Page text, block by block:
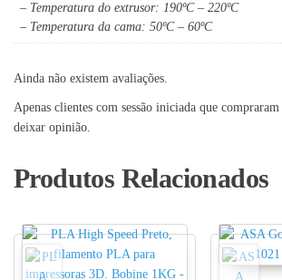
– Temperatura do extrusor: 190ºC – 220ºC
– Temperatura da cama: 50ºC – 60ºC
Ainda não existem avaliações.
Apenas clientes com sessão iniciada que
deixar opinião.
Produtos Relacionados